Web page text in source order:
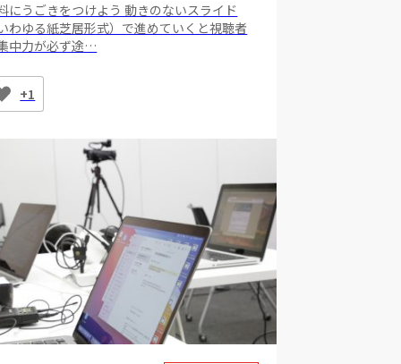
にうごきをつけよう 動きのないスライド
いわゆる紙芝居形式）で進めていくと視聴者
中力が必ず途…
+1